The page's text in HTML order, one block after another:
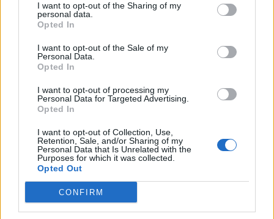
I want to opt-out of the Sharing of my
personal data.
Opted In
I want to opt-out of the Sale of my
Personal Data.
Opted In
I want to opt-out of processing my
Personal Data for Targeted Advertising.
Opted In
I want to opt-out of Collection, Use,
Retention, Sale, and/or Sharing of my
Personal Data that Is Unrelated with the
Purposes for which it was collected.
Opted Out
CONFIRM
ΑΠΟΨΕΙΣ
26-07-2026 - Κανένα σχόλιο
Κιλκίς προς Χατζηδάκη: Στηρίξτε
εμπράκτως την περιφέρεια – μειώσ…